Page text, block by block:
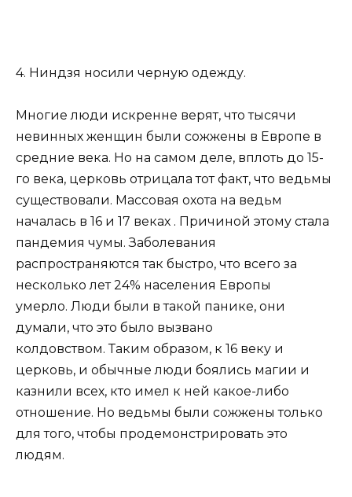
4. Ниндзя носили черную одежду.
Многие люди искренне верят, что тысячи
невинных женщин были сожжены в Европе в
средние века. Но на самом деле, вплоть до 15-
го века, церковь отрицала тот факт, что ведьмы
существовали. Массовая охота на ведьм
началась в 16 и 17 веках . Причиной этому стала
пандемия чумы. Заболевания
распространяются так быстро, что всего за
несколько лет 24% населения Европы
умерло. Люди были в такой панике, они
думали, что это было вызвано
колдовством. Таким образом, к 16 веку и
церковь, и обычные люди боялись магии и
казнили всех, кто имел к ней какое-либо
отношение. Но ведьмы были сожжены только
для того, чтобы продемонстрировать это
людям.